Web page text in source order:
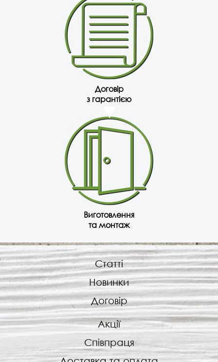
Договір
з гарантією
Виготовлення
та монтаж
Статті
Новинки
Договір
Акції
Співпраця